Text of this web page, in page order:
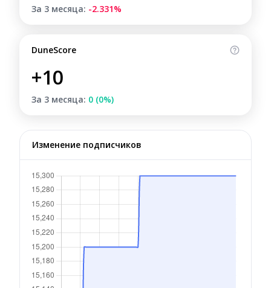
За 3 месяца: -2.331%
DuneScore
+10
За 3 месяца: 0 (0%)
Изменение подписчиков